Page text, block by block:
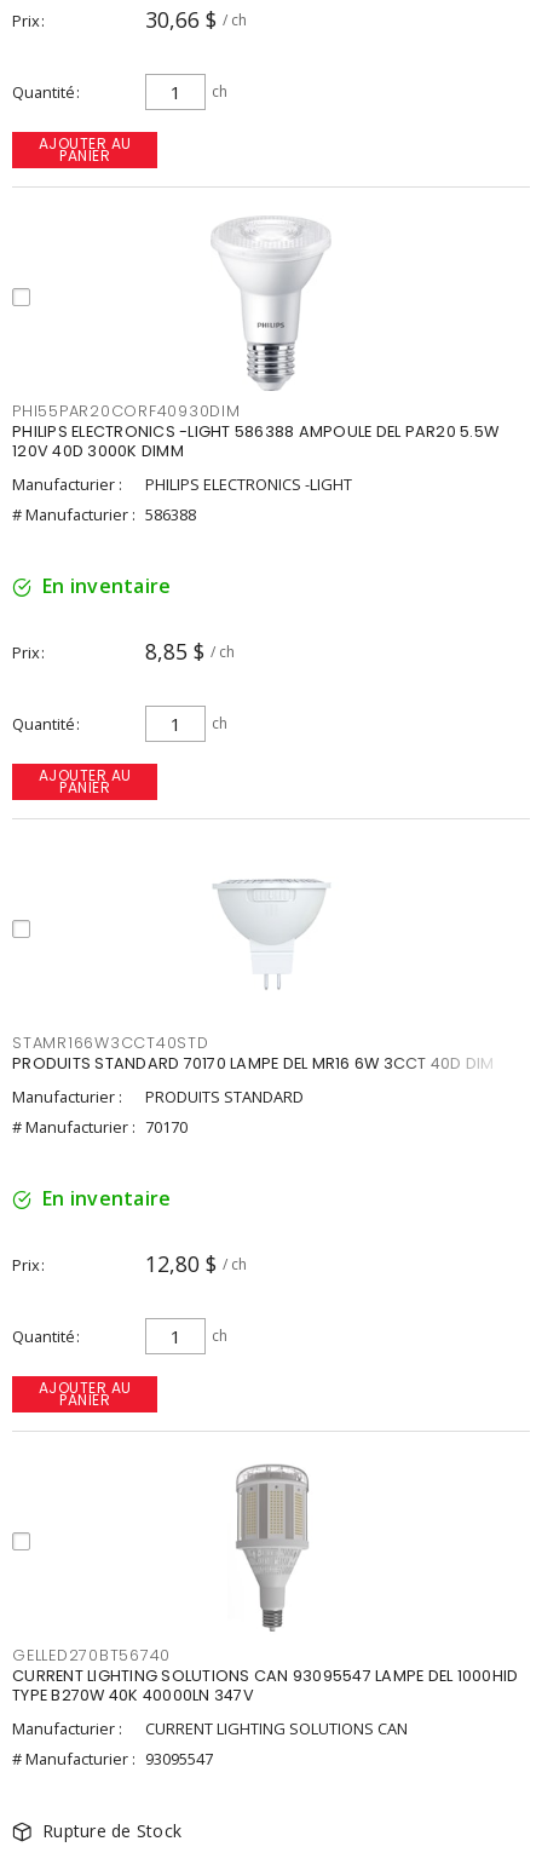
Prix 30,66 $ / ch
Quantité ch
AJOUTER AU
PANIER
PHI55PAR20CORF40930DIM
PHILIPS ELECTRONICS -LIGHT 586388 AMPOULE DEL PAR20 5.5W
120V 40D 3000K DIMM
Manufacturier :
PHILIPS ELECTRONICS -LIGHT
# Manufacturier : 586388
En inventaire
Prix 8,85 $ / ch
Quantité ch
AJOUTER AU
PANIER
STAMR166W3CCT40STD
PRODUITS STANDARD 70170 LAMPE DEL MR16 6W 3CCT 40D DIM
Manufacturier :
PRODUITS STANDARD
# Manufacturier : 70170
En inventaire
Prix 12,80 $ / ch
Quantité ch
AJOUTER AU
PANIER
GELLED270BT56740
CURRENT LIGHTING SOLUTIONS CAN 93095547 LAMPE DEL 1000HID
TYPE B270W 40K 40000LN 347V
Manufacturier :
CURRENT LIGHTING SOLUTIONS CAN
# Manufacturier : 93095547
Rupture de Stock